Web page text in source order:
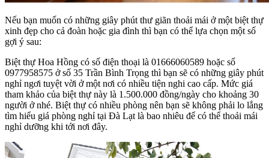
Nếu bạn muốn có những giây phút thư giãn thoải mái ở một biệt thự
xinh đẹp cho cả đoàn hoặc gia đình thì bạn có thể lựa chọn một số
gợi ý sau:
Biệt thự Hoa Hồng có số điện thoại là 01666060589 hoặc số
0977958575 ở số 35 Trần Bình Trọng thì bạn sẽ có những giây phút
nghỉ ngơi tuyệt vời ở một nơi có nhiều tiện nghi cao cấp. Mức giá
tham khảo của biệt thự này là 1.500.000 đồng/ngày cho khoảng 30
người ở nhé. Biệt thự có nhiều phòng nên bạn sẽ không phải lo lắng
tìm hiểu giá phòng nghỉ tại Đà Lạt là bao nhiêu để có thể thoải mái
nghỉ dưỡng khi tới nơi đây.